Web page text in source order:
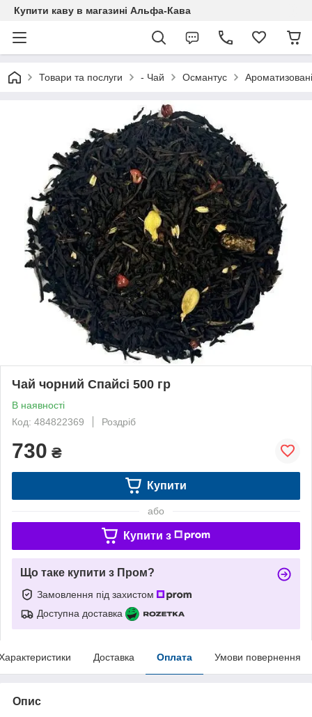
Купити каву в магазині Альфа-Кава
Товари та послуги - Чай Османтус
Чай чорний Спайсі 500 гр
В наявності
Код: 484822369
Роздріб
730 ₴
Купити
або
Купити з
Що таке купити з Пром?
Замовлення під захистом
Доступна доставка
Доставка Оплата Умови повернення
Опис